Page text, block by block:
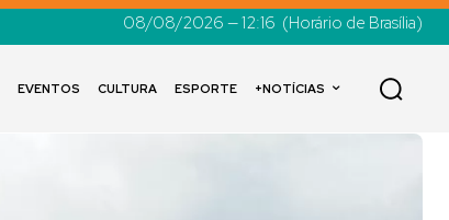
08/08/2026 — 12:16 (Horário de Brasília)
EVENTOS CULTURA ESPORTE +NOTÍCIAS